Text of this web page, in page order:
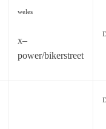
weles
x–
power/bikerstreet